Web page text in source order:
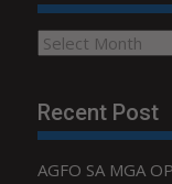
Archives
Recent Post
AGFO SA MGA